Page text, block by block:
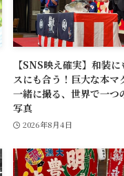
【SNS映え確実】和装
スにも合う！巨大な本マ
一緒に撮る、世界で一つ
写真
2026年8月4日